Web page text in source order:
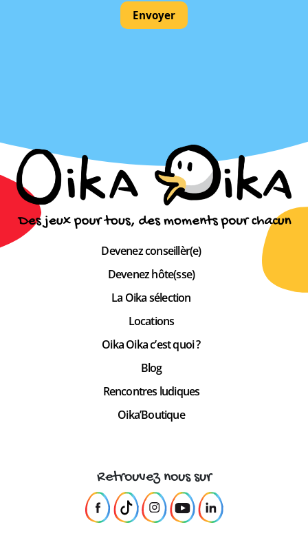
Envoyer
Devenez conseillèr(e)
Devenez hôte(sse)
La Oika sélection
Locations
Oika Oika c’est quoi ?
Blog
Rencontres ludiques
Oika’Boutique
Retrouvez nous sur